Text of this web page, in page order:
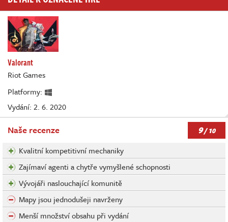
Valorant
Riot Games
Platformy:
Vydání: 2. 6. 2020
Naše recenze 9/ 10
Kvalitní kompetitivní mechaniky
Zajímaví agenti a chytře vymyšlené schopnosti
Vývojáři naslouchající komunitě
Mapy jsou jednodušeji navrženy
Menší množství obsahu při vydání